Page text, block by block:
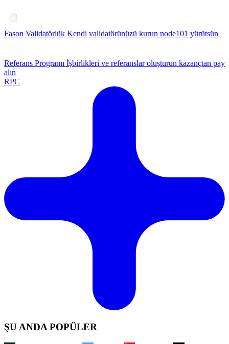
Fason Validatörlük Kendi validatörünüzü kurun node101 yürütsün
Referans Programı İşbirlikleri ve referanslar oluşturun kazançtan pay
alın
RPC
ŞU ANDA POPÜLER